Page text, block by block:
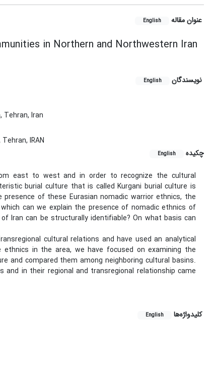
عنوان مقاله English
in Northern and Northwestern Iran
نویسندگان English
Tehran, Iran
IRAN
چکیده
English
east to west and in order to recognize the cultural
burial culture that is called Kurgani burial culture is
of these Eurasian nomadic warrior ethnics, the
can we explain the presence of nomadic ethnics of
Iran can be structurally identifiable? On what basis can
cultural relations and have used an analytical
in the area, we have focused on examining the
compared them among neighboring cultural basins.
in their regional and transregional relationship came
کلیدواژه‌ها English